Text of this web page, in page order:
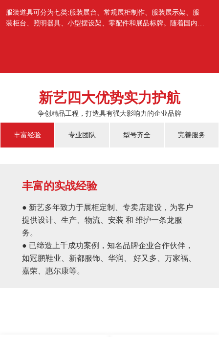
服装道具可分为七类:服装展台、常规展柜制作、服装展示架、服
装柜台、照明器具、小型摆设架、零配件和展品标牌。随着国内经
新艺四大优势实力护航
争创精品工程，打造具有强大影响力的企业品牌
丰富经验 专业团队 型号齐全 完善服务
丰富的实战经验
● 新艺多年致力于展柜定制、专卖店建设，为客户
提供设计、生产、物流、安装 和 维护一条龙服
务。
● 已缔造上千成功案例，知名品牌企业合作伙伴，
如冠鹏鞋业、新都服饰、华润、 好又多、万家福、
嘉荣、惠尔康等。